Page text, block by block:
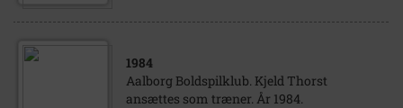
1984
Aalborg Boldspilklub. Kjeld Thorst
ansættes som træner. År 1984.